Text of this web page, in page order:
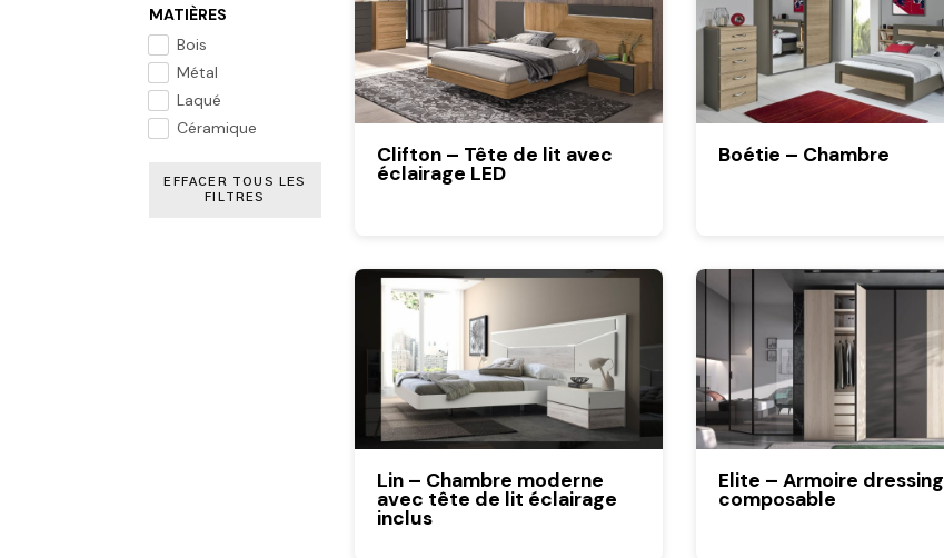
MATIÈRES
Bois
Métal
Laqué
Céramique
EFFACER TOUS LES
FILTRES
Clifton – Tête de lit avec
éclairage LED
Boétie – Chambre
Lin – Chambre moderne
avec tête de lit éclairage
inclus
Elite – Armoire dressing
composable